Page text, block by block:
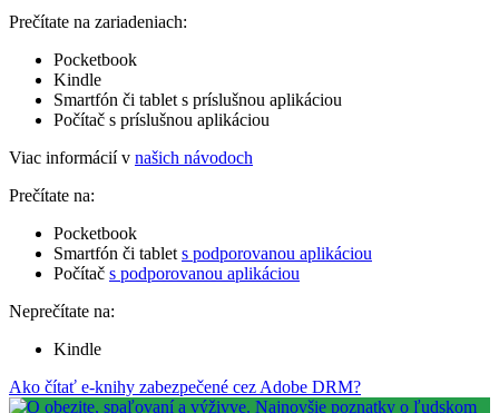
Prečítate na zariadeniach:
Pocketbook
Kindle
Smartfón či tablet s príslušnou aplikáciou
Počítač s príslušnou aplikáciou
Viac informácií v našich návodoch
Prečítate na:
Pocketbook
Smartfón či tablet s podporovanou aplikáciou
Počítač s podporovanou aplikáciou
Neprečítate na:
Kindle
Ako čítať e-knihy zabezpečené cez Adobe DRM?